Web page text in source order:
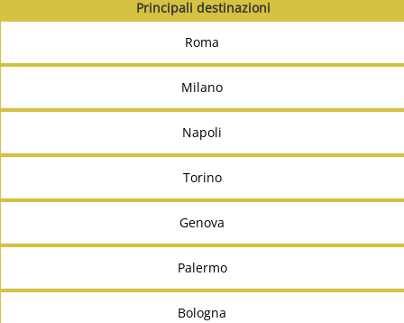
Principali destinazioni
Roma
Milano
Napoli
Torino
Genova
Palermo
Bologna